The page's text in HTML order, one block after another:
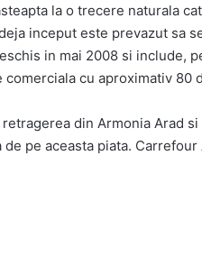
la o trecere naturala
inceput este prevazut sa
in mai 2008 si include,
cu aproximativ 80
din Armonia Arad
pe aceasta piata.